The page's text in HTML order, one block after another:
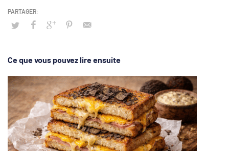
Ce que vous pouvez lire ensuite